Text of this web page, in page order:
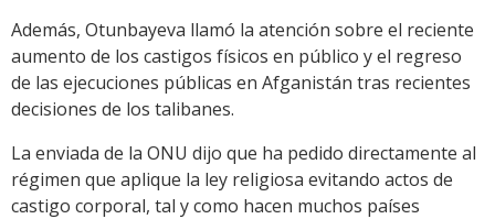
Además, Otunbayeva llamó la atención sobre el reciente
aumento de los castigos físicos en público y el regreso
de las ejecuciones públicas en Afganistán tras recientes
decisiones de los talibanes.
La enviada de la ONU dijo que ha pedido directamente al
régimen que aplique la ley religiosa evitando actos de
castigo corporal, tal y como hacen muchos países